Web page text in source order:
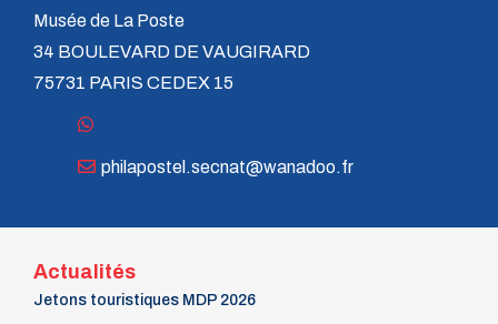
n° 16 - 4e trim. 1983
n° 14 - 2e trim. 1983
n° 13 - 1er trim. 1983
n° 9 - 1er trim. 1982
n° 4 - 4e trim. 1980
n° 3 - 3e trim. 1980
Musée de La Poste
34 BOULEVARD DE VAUGIRARD
75731 PARIS CEDEX 15
philapostel.secnat@wanadoo.fr
Actualités
Jetons touristiques MDP 2026